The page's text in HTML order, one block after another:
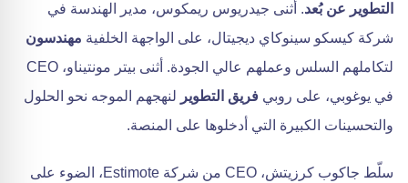
التطوير عن بُعد. أثنى جيدريوس ريمكوس، مدير الهندسة في
شركة كيسكو سينوكاي ديجيتال، على الواجهة الخلفية مهندسون
لتكاملهم السلس وعملهم عالي الجودة. أثنى بيتر مونتيناو، CEO
في يوغوبي، على روبي فريق التطوير لنهجهم الموجه نحو الحلول
والتحسينات الكبيرة التي أدخلوها على المنصة.
سلّط جاكوب كرزيتش، CEO من شركة Estimote، الضوء على